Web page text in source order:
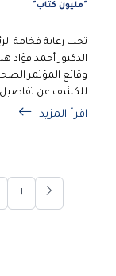
"مليون كتاب"
تحت رعاية فخامة
وقائع المؤتمر
للكشف عن تفاصيل الدورة الـ 56 لمعرض
اقرأ المزيد
١